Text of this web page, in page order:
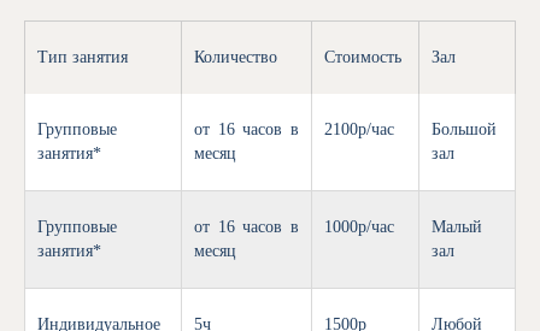
Тип занятия Количество Стоимость Зал
Групповые
занятия*
от 16 часов в
месяц
2100р/час
Большой
зал
Групповые
занятия*
от 16 часов в
месяц
1000р/час
Малый
зал
Индивидуальное
5ч 1500р
Любой